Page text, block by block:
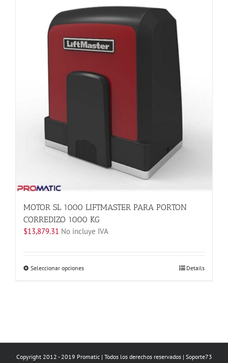
variantes.
Las
se
pueden
en
MOTOR SL 1000 LIFTMASTER PARA PORTON
CORREDIZO 1000 KG
$13,879.31 No incluye IVA
Seleccionar opcionesEste
pueden
Details
Copyright 2012 - 2019 Promatic | Todos los derechos reservados | Soporte73